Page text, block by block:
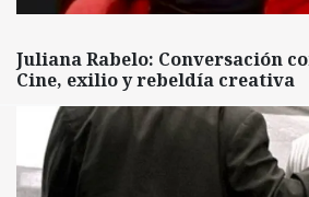
Juliana Rabelo: Conversación
Cine, exilio y rebeldía creativa